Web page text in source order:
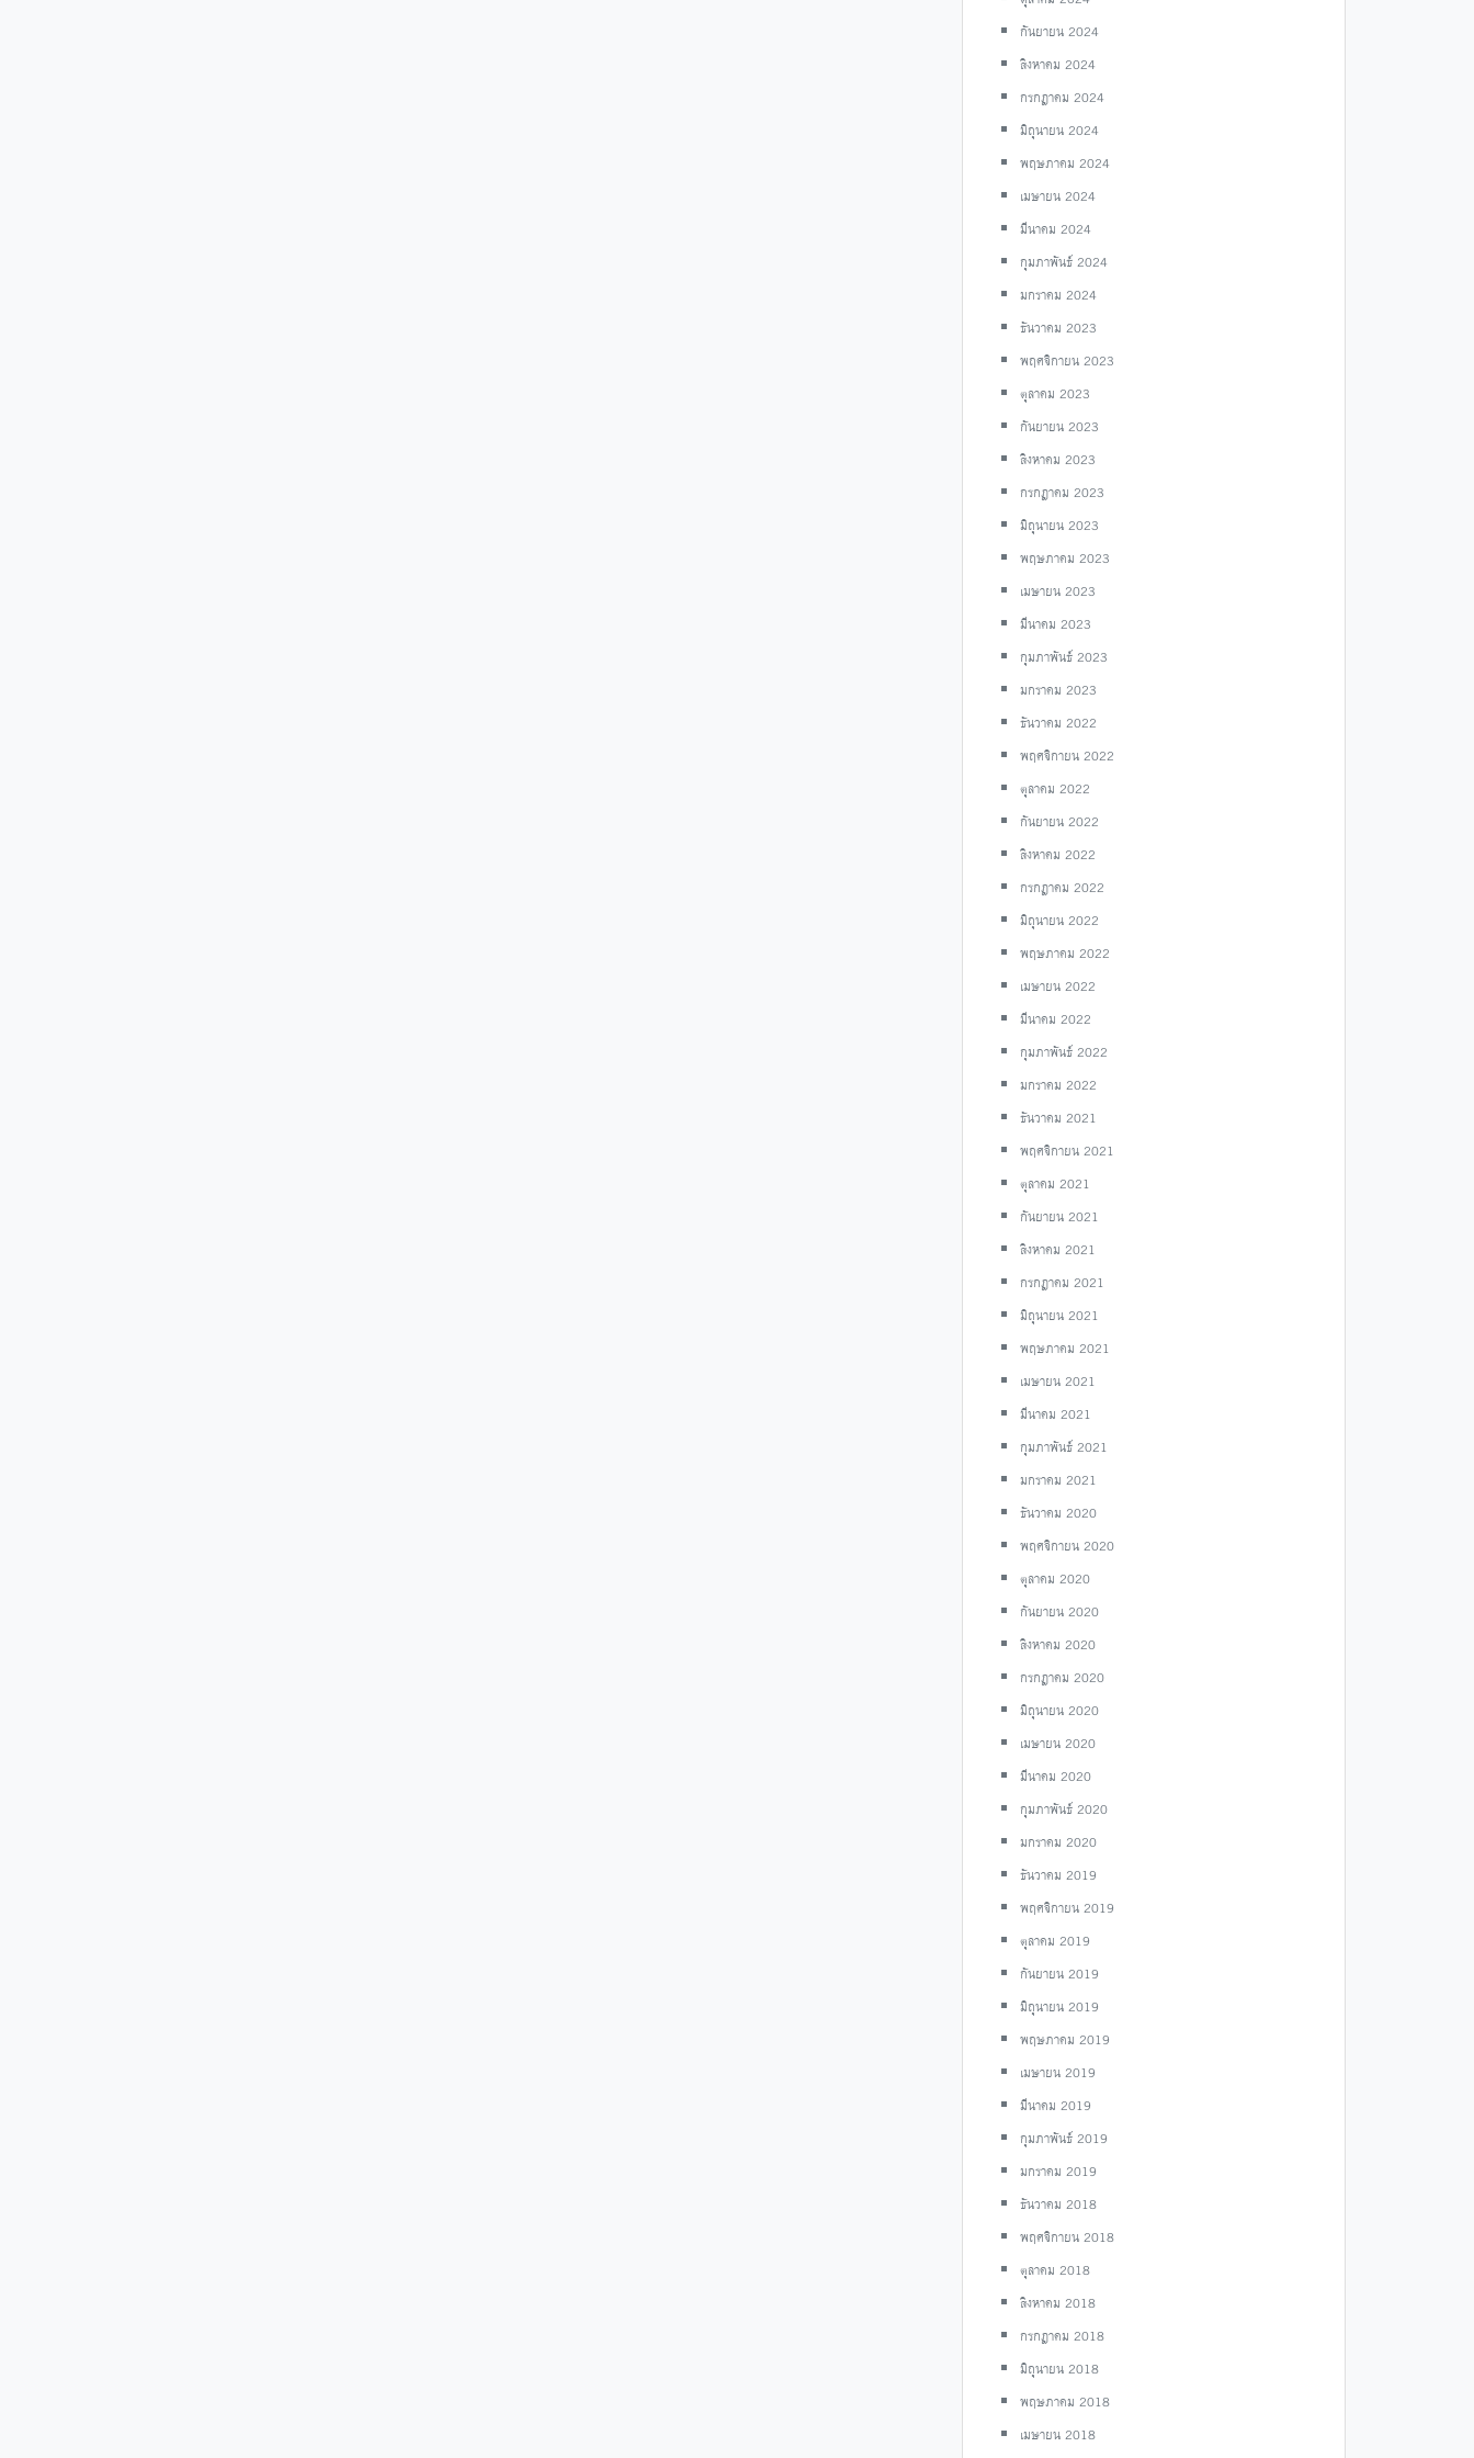
กันยายน 2024
สิงหาคม 2024
กรกฎาคม 2024
มิถุนายน 2024
พฤษภาคม 2024
เมษายน 2024
มีนาคม 2024
กุมภาพันธ์ 2024
มกราคม 2024
ธันวาคม 2023
พฤศจิกายน 2023
ตุลาคม 2023
กันยายน 2023
สิงหาคม 2023
กรกฎาคม 2023
มิถุนายน 2023
พฤษภาคม 2023
เมษายน 2023
มีนาคม 2023
กุมภาพันธ์ 2023
มกราคม 2023
ธันวาคม 2022
พฤศจิกายน 2022
ตุลาคม 2022
กันยายน 2022
สิงหาคม 2022
กรกฎาคม 2022
มิถุนายน 2022
พฤษภาคม 2022
เมษายน 2022
มีนาคม 2022
กุมภาพันธ์ 2022
มกราคม 2022
ธันวาคม 2021
พฤศจิกายน 2021
ตุลาคม 2021
กันยายน 2021
สิงหาคม 2021
กรกฎาคม 2021
มิถุนายน 2021
พฤษภาคม 2021
เมษายน 2021
มีนาคม 2021
กุมภาพันธ์ 2021
มกราคม 2021
ธันวาคม 2020
พฤศจิกายน 2020
ตุลาคม 2020
กันยายน 2020
สิงหาคม 2020
กรกฎาคม 2020
มิถุนายน 2020
เมษายน 2020
มีนาคม 2020
กุมภาพันธ์ 2020
มกราคม 2020
ธันวาคม 2019
พฤศจิกายน 2019
ตุลาคม 2019
กันยายน 2019
มิถุนายน 2019
พฤษภาคม 2019
เมษายน 2019
มีนาคม 2019
กุมภาพันธ์ 2019
มกราคม 2019
ธันวาคม 2018
พฤศจิกายน 2018
ตุลาคม 2018
สิงหาคม 2018
กรกฎาคม 2018
มิถุนายน 2018
พฤษภาคม 2018
เมษายน 2018